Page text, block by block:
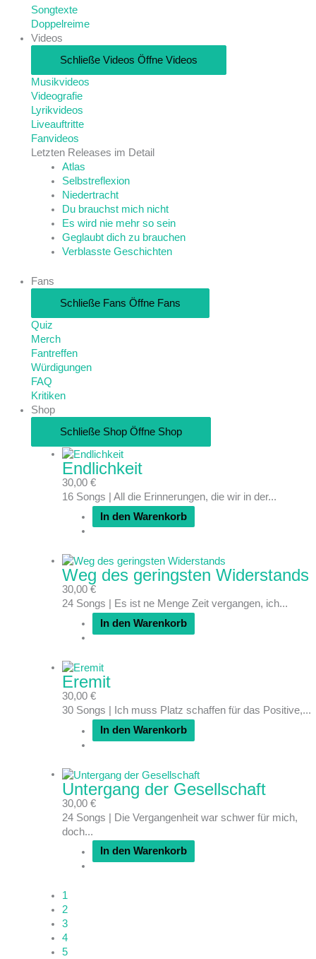
Songtexte
Doppelreime
Videos
Schließe Videos Öffne Videos
Musikvideos
Videografie
Lyrikvideos
Liveauftritte
Fanvideos
Letzten Releases im Detail
Atlas
Selbstreflexion
Niedertracht
Du brauchst mich nicht
Es wird nie mehr so sein
Geglaubt dich zu brauchen
Verblasste Geschichten
Fans
Schließe Fans Öffne Fans
Quiz
Merch
Fantreffen
Würdigungen
FAQ
Kritiken
Shop
Schließe Shop Öffne Shop
Endlichkeit
30,00 €
16 Songs | All die Erinnerungen, die wir in der...
In den Warenkorb
Weg des geringsten Widerstands
30,00 €
24 Songs | Es ist ne Menge Zeit vergangen, ich...
In den Warenkorb
Eremit
30,00 €
30 Songs | Ich muss Platz schaffen für das Positive,...
In den Warenkorb
Untergang der Gesellschaft
30,00 €
24 Songs | Die Vergangenheit war schwer für mich,
doch...
In den Warenkorb
1
2
3
4
5